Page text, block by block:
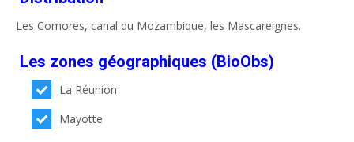
Les Comores, canal du Mozambique, les Mascareignes.
Les zones géographiques (BioObs)
La Réunion
Mayotte